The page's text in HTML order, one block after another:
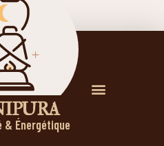
P U R A
Énergétique